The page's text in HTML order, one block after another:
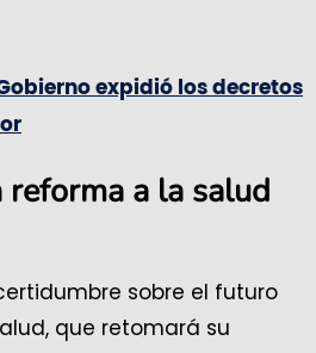
expidió los decretos
a la salud
sobre el futuro
que retomará su